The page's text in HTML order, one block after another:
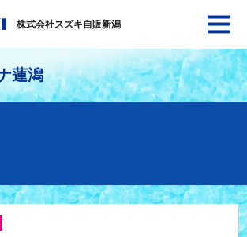
株式会社スズキ自販新潟
蓮潟